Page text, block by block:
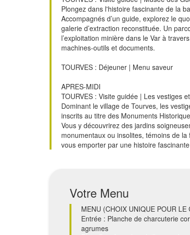
Plongez dans l'histoire fascinante de la
Accompagnés d’un guide, explorez le
galerie d’extraction reconstituée. Un
l’exploitation minière dans le Var à
machines-outils et documents.
TOURVES : Déjeuner | Menu saveur
APRES-MIDI
TOURVES : Visite guidée | Les vestiges
Dominant le village de Tourves, les
inscrits au titre des Monuments
Vous y découvrirez des jardins
monumentaux ou insolites, témoins de
vous emporter par une histoire
Votre Menu
MENU (CHOIX UNIQUE POUR LE
Entrée : Planche de charcuterie
agrumes